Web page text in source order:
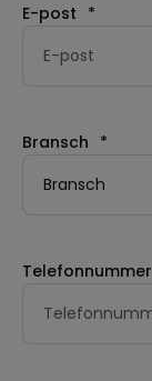
E-post *
Bransch *
Telefonnummer